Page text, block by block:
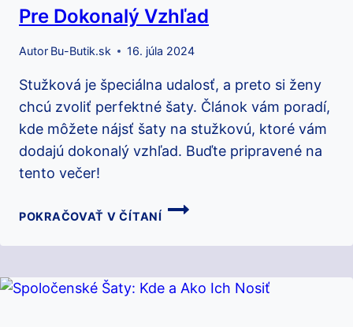
Pre Dokonalý Vzhľad
Autor Bu-Butik.sk 16. júla 2024
Stužková je špeciálna udalosť, a preto si ženy
chcú zvoliť perfektné šaty. Článok vám poradí,
kde môžete nájsť šaty na stužkovú, ktoré vám
dodajú dokonalý vzhľad. Buďte pripravené na
tento večer!
POKRAČOVAŤ V ČÍTANÍ
ŠATY
NA
STUŽKOVÚ:
ICH
KÚPIŤ